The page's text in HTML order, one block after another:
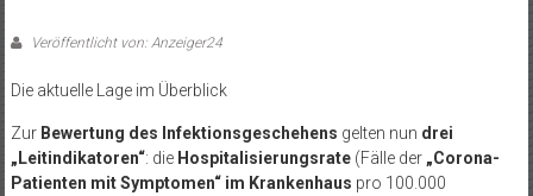
Veröffentlicht von: Anzeiger24
Die aktuelle Lage im Überblick
ZurBewertung des Infektionsgeschehens gelten nun drei
„Leitindikatoren“: die Hospitalisierungsrate (Fälle der „Corona-
Patienten mit Symptomen“ im Krankenhaus pro 100.000